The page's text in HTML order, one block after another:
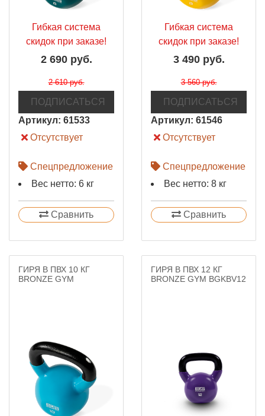
Гибкая система
скидок при заказе!
2 690 руб.
2 610 руб.
ПОДПИСАТЬСЯ
Артикул: 61533
Отсутствует
Спецпредложение
Вес нетто: 6 кг
Сравнить
Гибкая система
скидок при заказе!
3 490 руб.
3 560 руб.
ПОДПИСАТЬСЯ
Артикул: 61546
Отсутствует
Спецпредложение
Вес нетто: 8 кг
Сравнить
ГИРЯ В ПВХ 10 КГ
BRONZE GYM
ГИРЯ В ПВХ 12 КГ
BRONZE GYM BGKBV12